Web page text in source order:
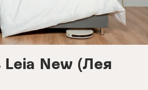
Leia New (Лея